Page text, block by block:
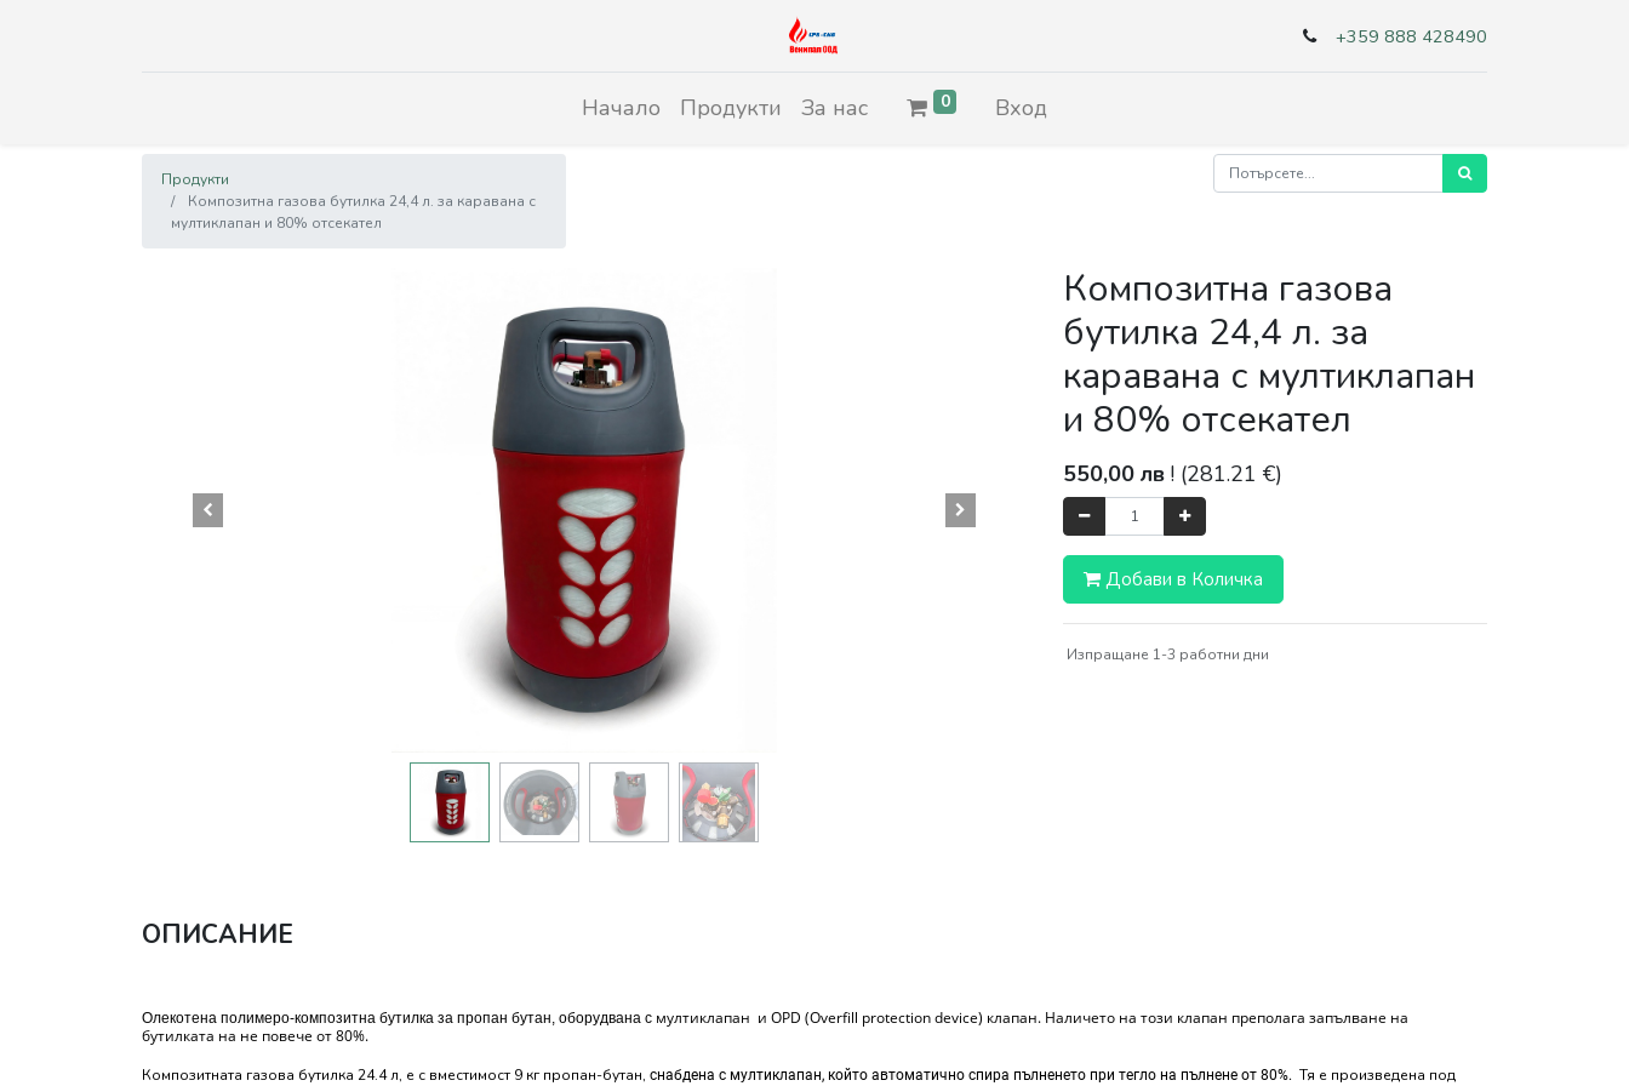
+359 888 428490
Начало Продукти За нас 0 Вход
Продукти
Композитна газова бутилка 24,4 л. за каравана с
мултиклапан и 80% отсекател
Композитна газова
бутилка 24,4 л. за
каравана с мултиклапан
и 80% отсекател
550,00 лв ! (281.21 €)
Добави в Количка
Изпращане 1-3 работни дни
ОПИСАНИЕ
Олекотена полимеро-композитна бутилка за пропан бутан, оборудвана с мултиклапан и OPD (Overfill protection device) клапан. Наличето на този клапан преполага запълване на
бутилката на не повече от 80%.
Композитната газова бутилка 24.4 л, е с вместимост 9 кг пропан-бутан, снабдена с мултиклапан, който автоматично спира пълненето при тегло на пълнене от 80%. Тя е произведена под